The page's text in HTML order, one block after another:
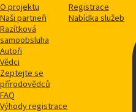
O projektu
Naši partneři
Razítková
samoobsluha
Autoři
Vědci
Zeptejte se
přírodovědců
FAQ
Výhody registrace
Registrace
Nabídka služeb